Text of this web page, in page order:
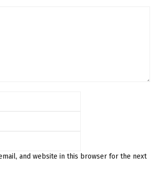
and website in this browser for the next